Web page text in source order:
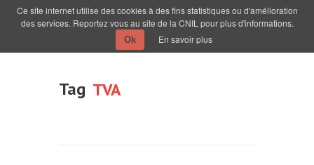
Tag TVA
Ce site internet utilise des cookies à des fins statistiques ou d'amélioration
des services. Reportez vous au site de la CNIL pour plus d'informations.
Ok En savoir plus